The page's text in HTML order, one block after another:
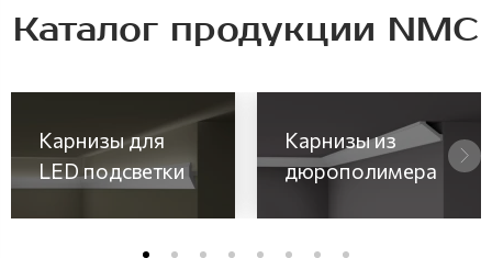
Каталог продукции NMC
Карнизы для
LED подсветки
Карнизы из
дюрополимера